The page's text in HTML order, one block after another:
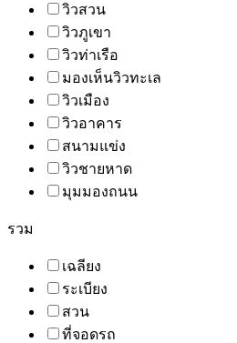
วิวสวน
วิวภูเขา
วิวท่าเรือ
มองเห็นวิวทะเล
วิวเมือง
วิวอาคาร
สนามแข่ง
วิวชายหาด
มุมมองถนน
รวม
เฉลียง
ระเบียง
สวน
ที่จอดรถ